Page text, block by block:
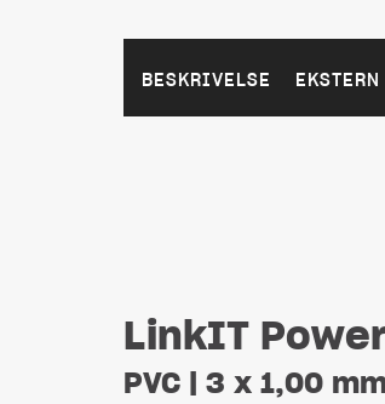
BESKRIVELSE
LinkIT
PVC | 3 x 1,00